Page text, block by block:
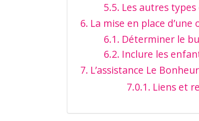
Les autres
La mise en place
Déterminer le
Inclure les
L’assistance Le
Liens et